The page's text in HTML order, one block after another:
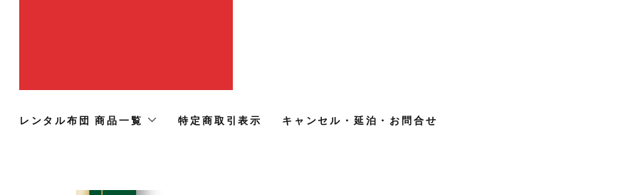
レンタル布団 商品一覧 特定商取引表示 キャンセル・延泊・お問合せ